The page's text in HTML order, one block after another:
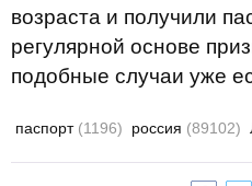
возраста и получили
регулярной основе
подобные случаи уже
паспорт (1196) россия (89102)